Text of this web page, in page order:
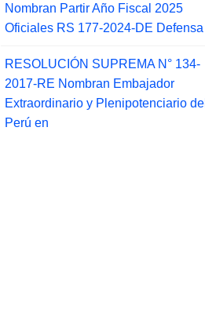
Nombran Partir Año Fiscal 2025
Oficiales RS 177-2024-DE Defensa
RESOLUCIÓN SUPREMA N° 134-
2017-RE Nombran Embajador
Extraordinario y Plenipotenciario del
Perú en